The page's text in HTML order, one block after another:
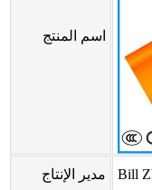
اسم المنتج
مدير الإنتاج Bill